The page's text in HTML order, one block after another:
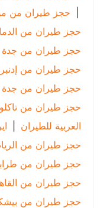
حجز طيران من موسكو
حجز طيران من الدمام
حجز طيران من جدة إلى
حجز طيران من إدنبرة
حجز طيران من جدة إلى
حجز طيران من تاكلوبان
العربية للطيران | اير كايرو
حجز طيران من الرياض إلى
حجز طيران من طرابزون
حجز طيران من القاهرة
حجز طيران من بيشكيك